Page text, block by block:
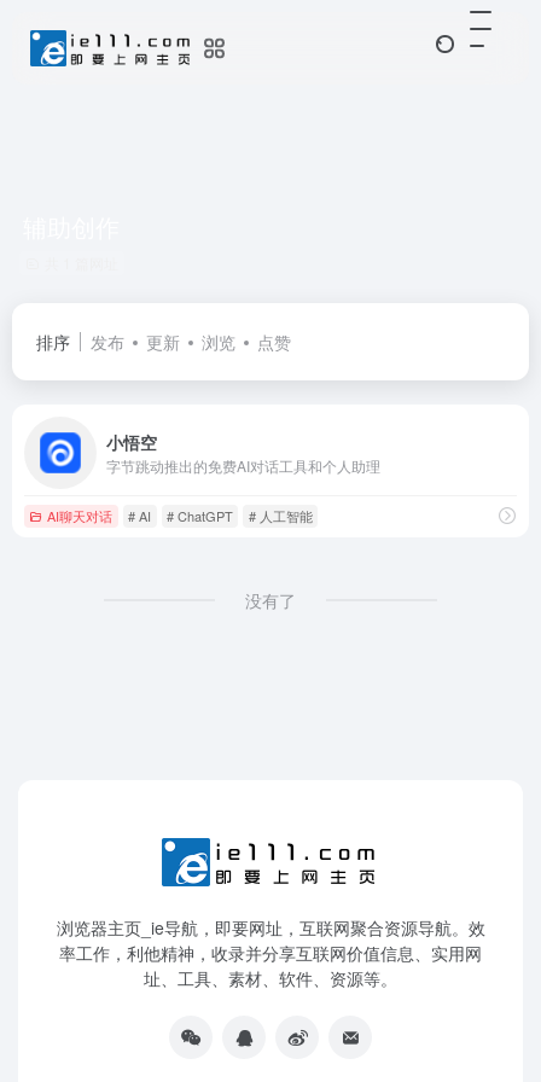
排序 发布 更新 浏览 点赞
小悟空
字节跳动推出的免费AI对话工具和个人助理
AI聊天对话 # AI # ChatGPT # 人工智能
没有了
浏览器主页_ie导航，即要网址，互联网聚合资源导航。效
率工作，利他精神，收录并分享互联网价值信息、实用网
址、工具、素材、软件、资源等。